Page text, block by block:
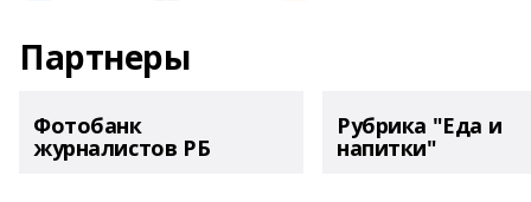
Партнеры
Фотобанк
журналистов РБ
Рубрика "Еда и
напитки"